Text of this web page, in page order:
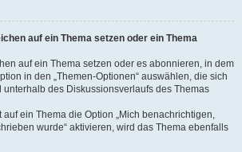
auf ein Thema setzen oder ein Thema
auf ein Thema setzen oder es abonnieren, in dem
in den „Themen-Optionen“ auswählen, die sich
des Diskussionsverlaufs des Themas
auf ein Thema die Option „Mich benachrichtigen,
wurde“ aktivieren, wird das Thema ebenfalls